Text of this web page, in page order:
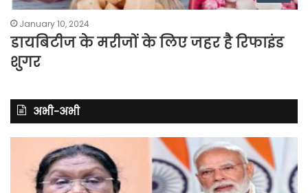
January 10, 2024
डायबिटीज के मरीजों के लिए जहर है रिफाइंड
शुगर
अभी-अभी